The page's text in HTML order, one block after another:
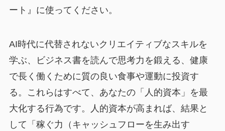
ート』に使ってください。
AI時代に代替されないクリエイティブなスキルを
学ぶ、ビジネス書を読んで思考力を鍛える、健康
で長く働くために質の良い食事や運動に投資す
る。これらはすべて、あなたの「人的資本」を最
大化する行為です。人的資本が高まれば、結果と
して「稼ぐ力（キャッシュフローを生み出す